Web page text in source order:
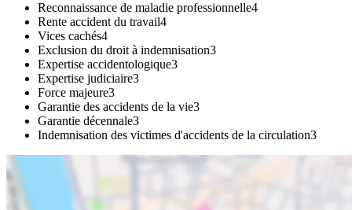
Reconnaissance de maladie professionnelle4
Rente accident du travail4
Vices cachés4
Exclusion du droit à indemnisation3
Expertise accidentologique3
Expertise judiciaire3
Force majeure3
Garantie des accidents de la vie3
Garantie décennale3
Indemnisation des victimes d'accidents de la circulation3